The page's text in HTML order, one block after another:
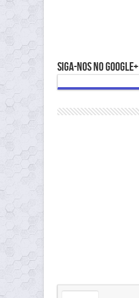
Siga-nos no Google+